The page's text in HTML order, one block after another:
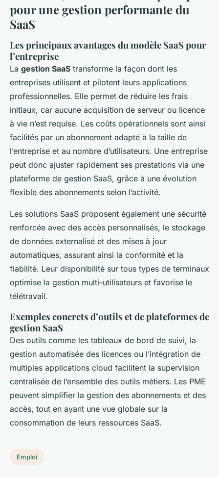
pour une gestion performante du
SaaS
Les principaux avantages du modèle SaaS pour
l’entreprise
La gestion SaaS transforme la façon dont les
entreprises utilisent et pilotent leurs applications
professionnelles. Elle permet de réduire les frais
initiaux, car aucune acquisition de serveur ou licence
à vie n’est requise. Les coûts opérationnels sont ainsi
facilités par un abonnement adapté à la taille de
l’entreprise et au nombre d’utilisateurs. Une entreprise
peut donc ajuster rapidement ses prestations via une
plateforme de gestion SaaS, grâce à une évolution
flexible des abonnements selon l’activité.
Les solutions SaaS proposent également une sécurité
renforcée avec des accès personnalisés, le stockage
de données externalisé et des mises à jour
automatiques, assurant ainsi la conformité et la
fiabilité. Leur disponibilité sur tous types de terminaux
optimise la gestion multi-utilisateurs et favorise le
télétravail.
Exemples concrets d’outils et de plateformes de
gestion SaaS
Des outils comme les tableaux de bord de suivi, la
gestion automatisée des licences ou l’intégration de
multiples applications cloud facilitent la supervision
centralisée de l’ensemble des outils métiers. Les PME
peuvent simplifier la gestion des abonnements et des
accès, tout en ayant une vue globale sur la
consommation de leurs ressources SaaS.
Emploi